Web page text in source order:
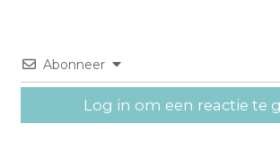
Abonneer
Log in om een reactie te